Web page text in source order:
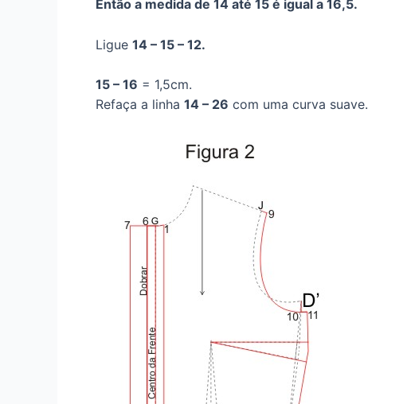
Então a medida de 14 até 15 é igual a 16,5.
Ligue 14 – 15 – 12.
15 – 16 = 1,5cm.
Refaça a linha 14 – 26 com uma curva suave.